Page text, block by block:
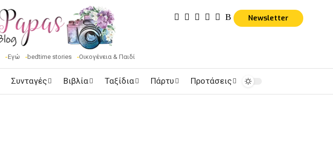
Εγώ bedtime stories Οικογένεια & Παιδί
Newsletter
Συνταγές Βιβλία Ταξίδια Πάρτυ Προτάσεις